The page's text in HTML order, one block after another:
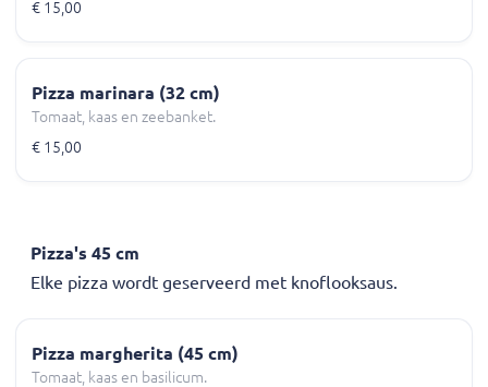
€ 15,00
Pizza marinara (32 cm)
Tomaat, kaas en zeebanket.
€ 15,00
Pizza's 45 cm
Elke pizza wordt geserveerd met knoflooksaus.
Pizza margherita (45 cm)
Tomaat, kaas en basilicum.